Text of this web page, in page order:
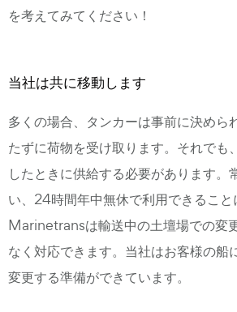
を考えてみてください！
当社は共に移動します
多くの場合、タンカーは事前に決めら
たずに荷物を受け取ります。それでも
したときに供給する必要があります。
い、24時間年中無休で利用できること
Marinetransは輸送中の土壇場での変
なく対応できます。当社はお客様の船
変更する準備ができています。